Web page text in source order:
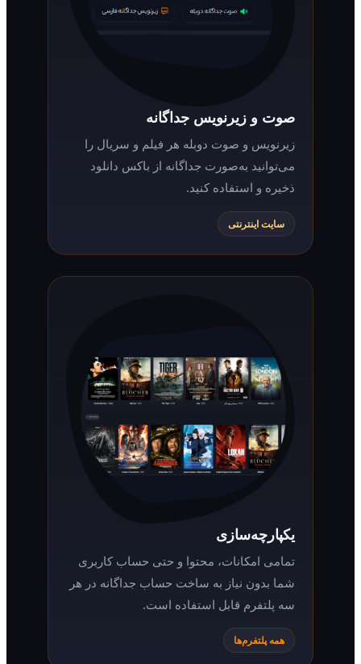
صوت و زیرنویس جداگانه
زیرنویس و صوت دوبله هر فیلم و سریال را
می‌توانید به‌صورت جداگانه از باکس دانلود
ذخیره و استفاده کنید.
سایت اینترنتی
یکپارچه‌سازی
تمامی امکانات، محتوا و حتی حساب کاربری
شما بدون نیاز به ساخت حساب جداگانه در هر
سه پلتفرم قابل استفاده است.
همه پلتفرم‌ها